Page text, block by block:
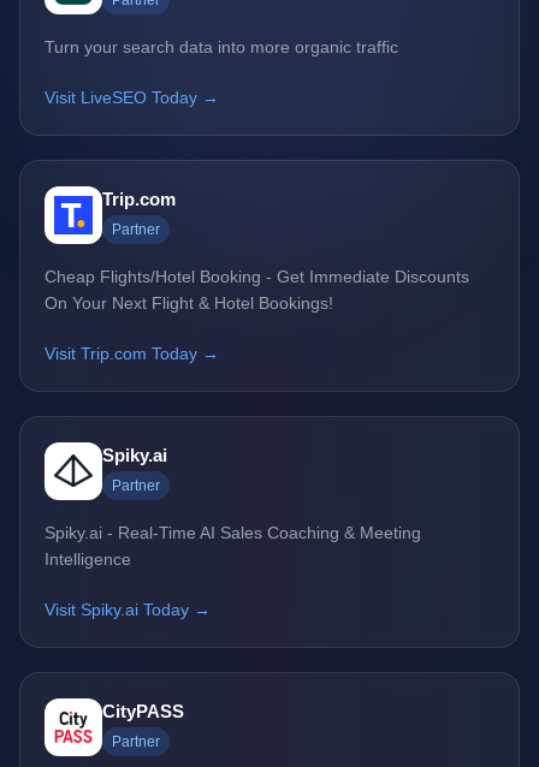
Turn your search data into more organic traffic
Visit LiveSEO Today →
Trip.com
Partner
Cheap Flights/Hotel Booking - Get Immediate Discounts
On Your Next Flight & Hotel Bookings!
Visit Trip.com Today →
Spiky.ai
Partner
Spiky.ai - Real-Time AI Sales Coaching & Meeting
Intelligence
Visit Spiky.ai Today →
CityPASS
Partner